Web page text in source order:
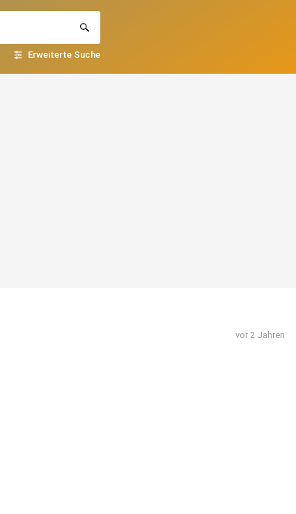
Erweiterte Suche
vor 2 Jahren